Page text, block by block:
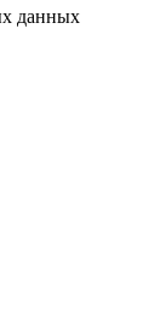
данных